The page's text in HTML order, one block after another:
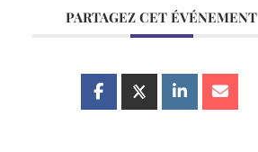
PARTAGEZ CET ÉVÉNEMENT